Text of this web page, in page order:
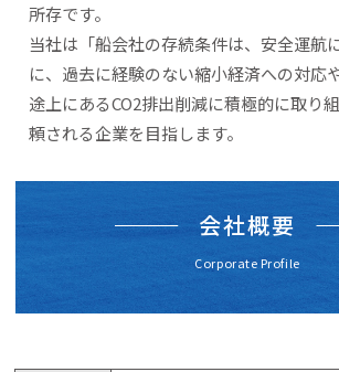
所存です。
当社は「船会社の存続条件は、安全運航
に、過去に経験のない縮小経済への対応
途上にあるCO2排出削減に積極的に取り
頼される企業を目指します。
会社概要
Corporate Profile